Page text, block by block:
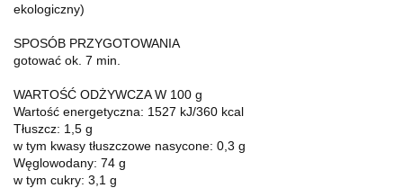
ekologiczny)
SPOSÓB PRZYGOTOWANIA
gotować ok. 7 min.
WARTOŚĆ ODŻYWCZA W 100 g
Wartość energetyczna: 1527 kJ/360 kcal
Tłuszcz: 1,5 g
w tym kwasy tłuszczowe nasycone: 0,3 g
Węglowodany: 74 g
w tym cukry: 3,1 g